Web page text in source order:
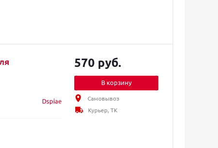
Dspiae
570 руб.
В корзину
Самовывоз
Курьер, ТК